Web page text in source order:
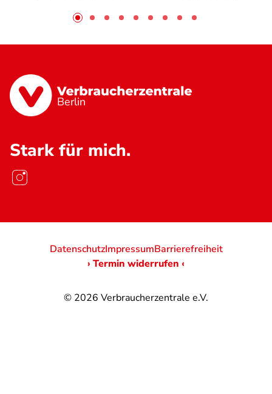
Berlin
Stark für mich.
© 2026 Verbraucherzentrale e.V.
DatenschutzImpressumBarrierefreiheit
› Termin widerrufen ‹